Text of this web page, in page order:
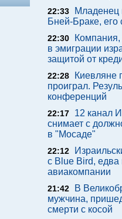
22:33
Младенец
Бней-Браке, его
22:30
в эмиграции
защитой от
22:28
Киевляне
проиграл.
конференций
22:17
12 канал
снимает с
в "Мосаде"
22:12
с Blue Bird, едва
авиакомпании
21:42
В
мужчина,
смерти с косой